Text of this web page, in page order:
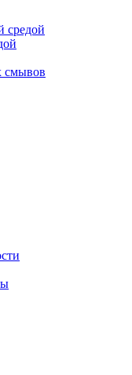
средой
смывов